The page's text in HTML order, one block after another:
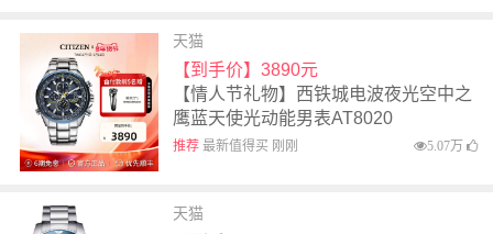
天猫
【到手价】3890元
【情人节礼物】西铁城电波夜光空中之
鹰蓝天使光动能男表AT8020
推荐最新值得买 刚刚 5.07万
天猫